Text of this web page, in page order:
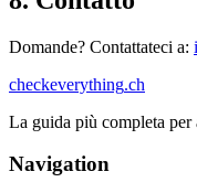
Domande? Contattateci a:
checkeverything.ch
La guida più completa per
Navigation